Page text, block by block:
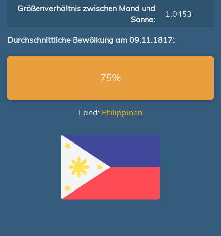
Größenverhältnis zwischen Mond und
Sonne:
1.0453
Durchschnittliche Bewölkung am 09.11.1817:
75%
Land: Philippinen